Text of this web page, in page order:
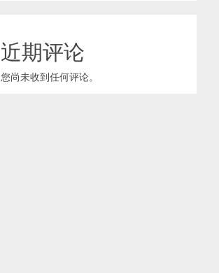
近期评论
您尚未收到任何评论。